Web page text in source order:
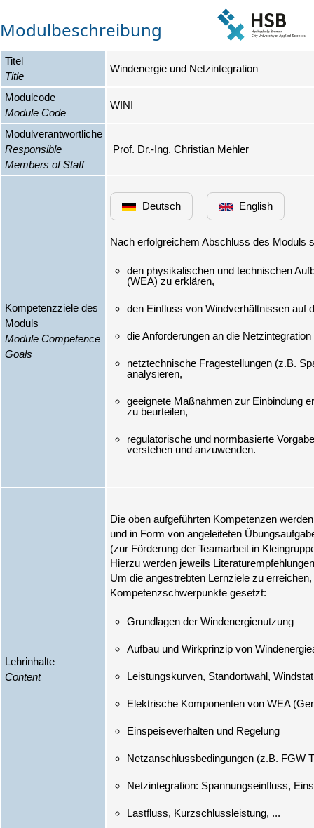
Modulbeschreibung
Titel
Title
Windenergie und Netzintegration
Modulcode
Module Code
WINI
Modulverantwortliche
Responsible
Members of Staff
Prof. Dr.-Ing. Christian Mehler
Kompetenzziele des
Moduls
Module Competence
Goals
Deutsch English
den physikalischen und technischen
netztechnische Fragestellungen (z.B.
geeignete Maßnahmen zur Einbindung
regulatorische und normbasierte
Lehrinhalte
Content
Die oben aufgeführten Kompetenzen
und in Form von angeleiteten
(zur Förderung der Teamarbeit in
Hierzu werden jeweils
Um die angestrebten Lernziele zu
Grundlagen der Windenergienutzung
Einspeiseverhalten und Regelung